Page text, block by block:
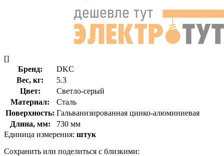
[]
Бренд:
DKC
Вес, кг:
5.3
Цвет:
Светло-серый
Материал:
Сталь
Поверхность: Гальванизированная цинко-алюминиевая
Длина, мм:
730 мм
Единица измерения: штук
Сохранить или поделиться с близкими: